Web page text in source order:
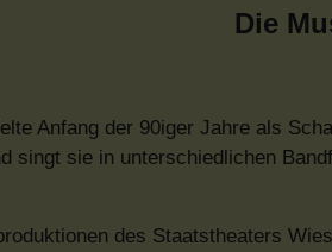
Die
Anfang der 90iger Jahre als
singt sie in unterschiedlichen
des Staatstheaters